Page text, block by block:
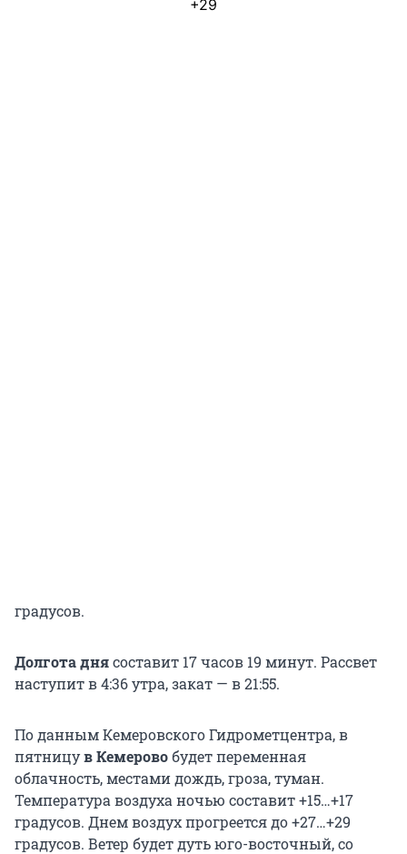
+29
градусов.
Долгота днясоставит 17 часов 19 минут. Рассвет
наступит в 4:36 утра, закат — в 21:55.
По данным Кемеровского Гидрометцентра, в
пятницув Кемеровобудет переменная
облачность, местами дождь, гроза, туман.
Температура воздуха ночью составит +15…+17
градусов. Днем воздух прогреется до +27…+29
градусов. Ветер будет дуть юго-восточный, со